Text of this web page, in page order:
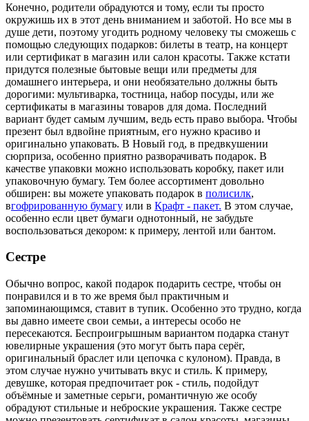
Конечно, родители обрадуются и тому, если ты просто
окружишь их в этот день вниманием и заботой. Но все мы в
душе дети, поэтому угодить родному человеку ты сможешь с
помощью следующих подарков: билеты в театр, на концерт
или сертификат в магазин или салон красоты. Также кстати
придутся полезные бытовые вещи или предметы для
домашнего интерьера, и они необязательно должны быть
дорогими: мультиварка, тостница, набор посуды, или же
сертификаты в магазины товаров для дома. Последний
вариант будет самым лучшим, ведь есть право выбора. Чтобы
презент был вдвойне приятным, его нужно красиво и
оригинально упаковать. В Новый год, в предвкушении
сюрприза, особенно приятно разворачивать подарок. В
качестве упаковки можно использовать коробку, пакет или
упаковочную бумагу. Тем более ассортимент довольно
обширен: вы можете упаковать подарок в полисилк,
вгофрированную бумагу или в Крафт - пакет. В этом случае,
особенно если цвет бумаги однотонный, не забудьте
воспользоваться декором: к примеру, лентой или бантом.
Сестре
Обычно вопрос, какой подарок подарить сестре, чтобы он
понравился и в то же время был практичным и
запоминающимся, ставит в тупик. Особенно это трудно, когда
вы давно имеете свои семьи, а интересы особо не
пересекаются. Беспроигрышным вариантом подарка станут
ювелирные украшения (это могут быть пара серёг,
оригинальный браслет или цепочка с кулоном). Правда, в
этом случае нужно учитывать вкус и стиль. К примеру,
девушке, которая предпочитает рок - стиль, подойдут
объёмные и заметные серьги, романтичную же особу
обрадуют стильные и неброские украшения. Также сестре